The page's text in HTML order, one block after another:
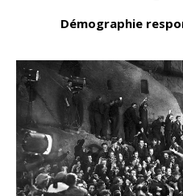
Démographie